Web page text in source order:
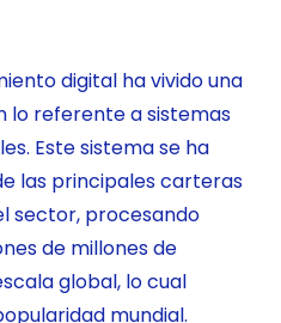
digital ha vivido una
lo referente a sistemas
Este sistema se ha
las principales carteras
sector, procesando
de millones de
global, lo cual
mundial.